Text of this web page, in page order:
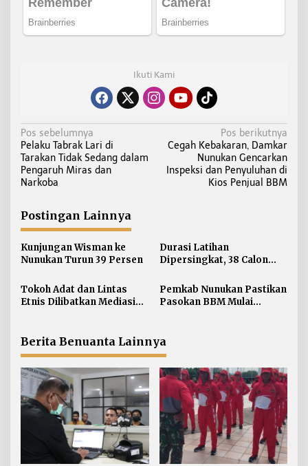
Ikuti Kami
N
a
v
i
a
s
i
p
o
s
Pos sebelumnya
Pelaku Tabrak Lari di
Tarakan Tidak Sedang dalam
Pengaruh Miras dan
Narkoba
Pos berikutnya
Cegah Kebakaran, Damkar
Nunukan Gencarkan
Inspeksi dan Penyuluhan di
Kios Penjual BBM
Postingan Lainnya
Kunjungan Wisman ke
Nunukan Turun 39 Persen
Durasi Latihan
Dipersingkat, 38 Calon
Digembleng Tampil
Maksimal
Tokoh Adat dan Lintas
Etnis Dilibatkan Mediasi
Pemkab Nunukan Pastikan
Pasokan BBM Mulai
Berita Benuanta Lainnya